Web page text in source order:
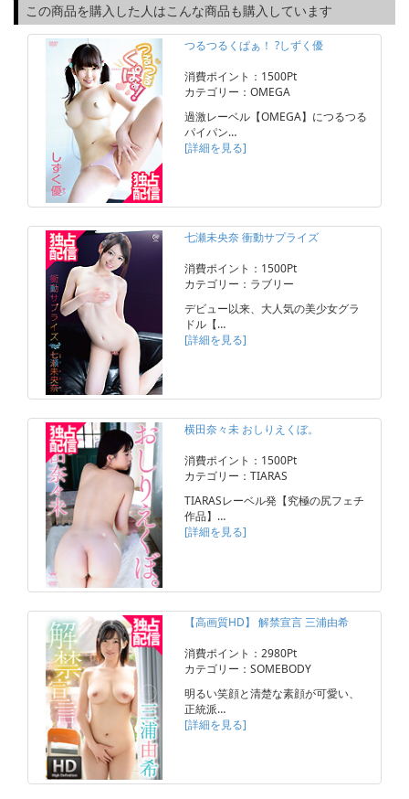
この商品を購入した人はこんな商品も購入しています
つるつるくぱぁ！ ?しずく優
消費ポイント：1500Pt
カテゴリー：OMEGA
過激レーベル【OMEGA】につるつる
パイパン…
[詳細を見る]
七瀬未央奈 衝動サプライズ
消費ポイント：1500Pt
カテゴリー：ラブリー
デビュー以来、大人気の美少女グラ
ドル【…
[詳細を見る]
横田奈々未 おしりえくぼ。
消費ポイント：1500Pt
カテゴリー：TIARAS
TIARASレーベル発【究極の尻フェチ
作品】…
[詳細を見る]
【高画質HD】 解禁宣言 三浦由希
消費ポイント：2980Pt
カテゴリー：SOMEBODY
明るい笑顔と清楚な素顔が可愛い、
正統派…
[詳細を見る]